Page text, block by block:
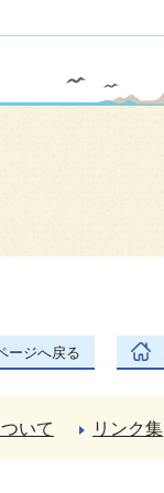
ージへ戻る
いて リンク集